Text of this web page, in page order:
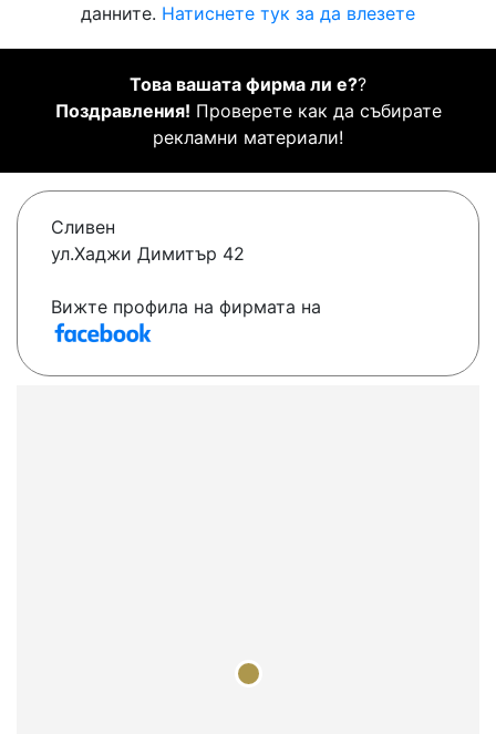
данните. Натиснете тук за да влезете
Това вашата фирма ли е??
Поздравления! Проверете как да събирате
рекламни материали!
Сливен
ул.Хаджи Димитър 42
Вижте профила на фирмата на